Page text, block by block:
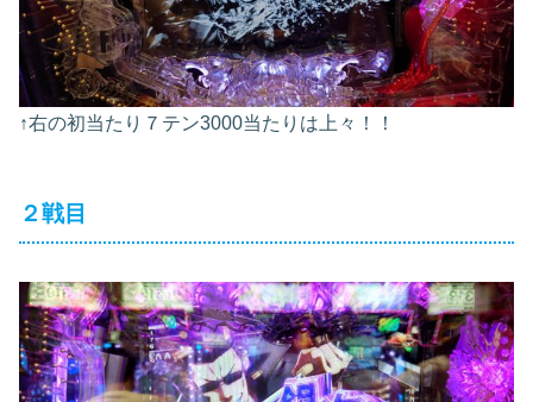
↑右の初当たり７テン3000当たりは上々！！
２戦目